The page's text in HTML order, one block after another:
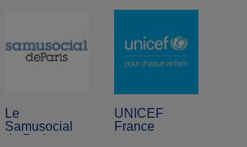
Le
Samusocial
de Paris
UNICEF
France